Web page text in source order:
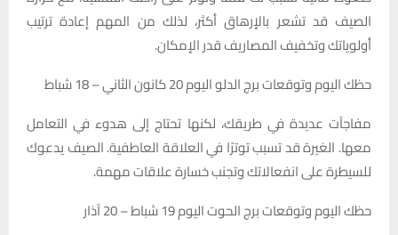
الصيف قد تشعر بالإرهاق أكثر، لذلك من المهم إعادة ترتيب
أولوياتك وتخفيف المصاريف قدر الإمكان.
حظك اليوم وتوقعات برج الدلو اليوم 20 كانون الثاني – 18 شباط
مفاجآت عديدة في طريقك، لكنها تحتاج إلى هدوء في التعامل
معها. الغيرة قد تسبب توترًا في العلاقة العاطفية. الصيف يدعوك
للسيطرة على انفعالاتك وتجنب خسارة علاقات مهمة.
حظك اليوم وتوقعات برج الحوت اليوم 19 شباط – 20 آذار